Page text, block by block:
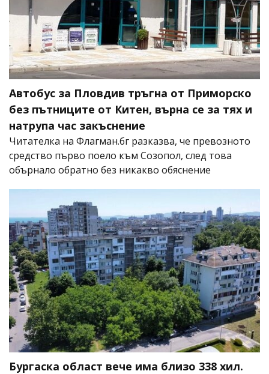
Автобус за Пловдив тръгна от Приморско
без пътниците от Китен, върна се за тях и
натрупа час закъснение
Читателка на Флагман.бг разказва, че превозното
средство първо поело към Созопол, след това
обърнало обратно без никакво обяснение
Бургаска област вече има близо 338 хил.